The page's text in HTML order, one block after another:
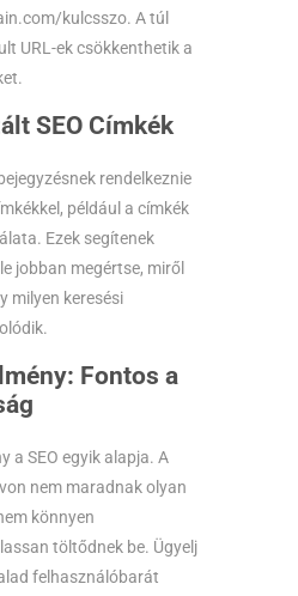
kulcsszo. A túl
URL-ek csökkenthetik a
SEO Címkék
rendelkeznie
például a címkék
Ezek segítenek
jobban megértse, miről
milyen keresési
Fontos a
a SEO egyik alapja. A
nem maradnak olyan
könnyen
töltődnek be. Ügyelj
felhasználóbarát